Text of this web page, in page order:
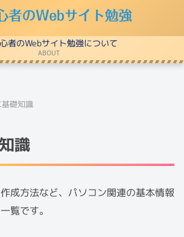
者のWebサイト勉強について
ABOUT
基礎知識
識
成方法など、パソコン関連の基本情報
覧です。